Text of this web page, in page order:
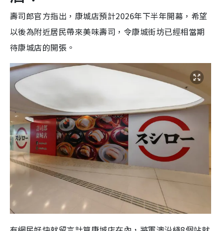
壽司郎官方指出， 康城店預計2026年下半年開幕，希望
以後為附近居民帶來美味壽司，令康城街坊已經相當期
待康城店的開張。